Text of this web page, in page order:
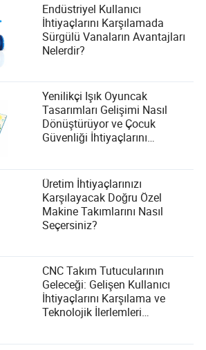
Endüstriyel Kullanıcı
İhtiyaçlarını Karşılamada
Sürgülü Vanaların Avantajları
Nelerdir?
Yenilikçi Işık Oyuncak
Tasarımları Gelişimi Nasıl
Dönüştürüyor ve Çocuk
Güvenliği İhtiyaçlarını
Üretim İhtiyaçlarınızı
Karşılayacak Doğru Özel
Makine Takımlarını Nasıl
Seçersiniz?
CNC Takım Tutucularının
Geleceği: Gelişen Kullanıcı
İhtiyaçlarını Karşılama ve
Teknolojik İlerlemleri